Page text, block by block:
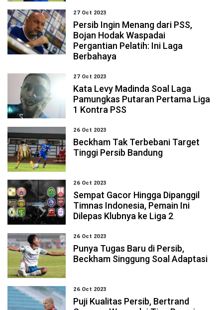
27 Oct 2023
Persib Ingin Menang dari PSS,
Bojan Hodak Waspadai
Pergantian Pelatih: Ini Laga
Berbahaya
27 Oct 2023
Kata Levy Madinda Soal Laga
Pamungkas Putaran Pertama Liga
1 Kontra PSS
26 Oct 2023
Beckham Tak Terbebani Target
Tinggi Persib Bandung
26 Oct 2023
Sempat Gacor Hingga Dipanggil
Timnas Indonesia, Pemain Ini
Dilepas Klubnya ke Liga 2
26 Oct 2023
Punya Tugas Baru di Persib,
Beckham Singgung Soal Adaptasi
26 Oct 2023
Puji Kualitas Persib, Bertrand